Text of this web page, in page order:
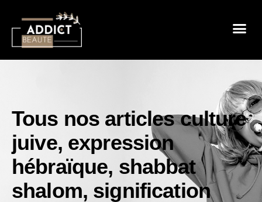
Tous nos articlesculture
juive, expression
hébraïque, shabbat
shalom, signification